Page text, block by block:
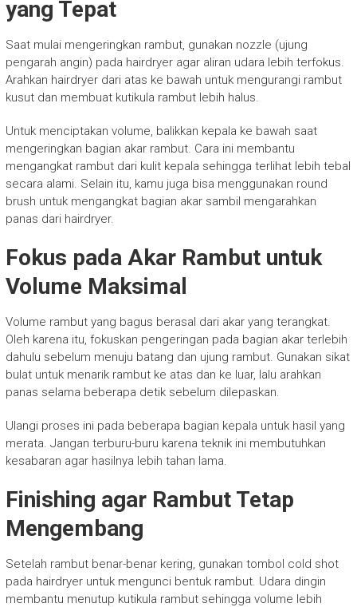
yang Tepat
Saat mulai mengeringkan rambut, gunakan nozzle (ujung
pengarah angin) pada hairdryer agar aliran udara lebih terfokus.
Arahkan hairdryer dari atas ke bawah untuk mengurangi rambut
kusut dan membuat kutikula rambut lebih halus.
Untuk menciptakan volume, balikkan kepala ke bawah saat
mengeringkan bagian akar rambut. Cara ini membantu
mengangkat rambut dari kulit kepala sehingga terlihat lebih tebal
secara alami. Selain itu, kamu juga bisa menggunakan round
brush untuk mengangkat bagian akar sambil mengarahkan
panas dari hairdryer.
Fokus pada Akar Rambut untuk
Volume Maksimal
Volume rambut yang bagus berasal dari akar yang terangkat.
Oleh karena itu, fokuskan pengeringan pada bagian akar terlebih
dahulu sebelum menuju batang dan ujung rambut. Gunakan sikat
bulat untuk menarik rambut ke atas dan ke luar, lalu arahkan
panas selama beberapa detik sebelum dilepaskan.
Ulangi proses ini pada beberapa bagian kepala untuk hasil yang
merata. Jangan terburu-buru karena teknik ini membutuhkan
kesabaran agar hasilnya lebih tahan lama.
Finishing agar Rambut Tetap
Mengembang
Setelah rambut benar-benar kering, gunakan tombol cold shot
pada hairdryer untuk mengunci bentuk rambut. Udara dingin
membantu menutup kutikula rambut sehingga volume lebih